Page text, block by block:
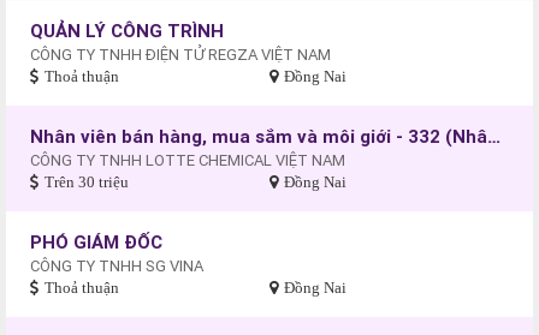
QUẢN LÝ CÔNG TRÌNH
CÔNG TY TNHH ĐIỆN TỬ REGZA VIỆT NAM
Thoả thuận Đồng Nai
Nhân viên bán hàng, mua sắm và môi giới - 332 (Nhân viên kinh doanh)
CÔNG TY TNHH LOTTE CHEMICAL VIỆT NAM
Trên 30 triệu Đồng Nai
PHÓ GIÁM ĐỐC
CÔNG TY TNHH SG VINA
Thoả thuận Đồng Nai